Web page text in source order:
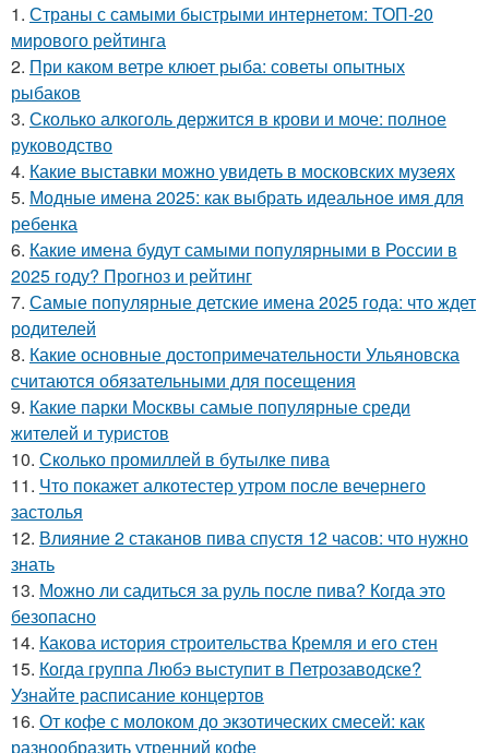
1. Страны с самыми быстрыми интернетом: ТОП-20
мирового рейтинга
2. При каком ветре клюет рыба: советы опытных
рыбаков
3. Сколько алкоголь держится в крови и моче: полное
руководство
4. Какие выставки можно увидеть в московских музеях
5. Модные имена 2025: как выбрать идеальное имя для
ребенка
6. Какие имена будут самыми популярными в России в
2025 году? Прогноз и рейтинг
7. Самые популярные детские имена 2025 года: что ждет
родителей
8. Какие основные достопримечательности Ульяновска
считаются обязательными для посещения
9. Какие парки Москвы самые популярные среди
жителей и туристов
10. Сколько промиллей в бутылке пива
11. Что покажет алкотестер утром после вечернего
застолья
12. Влияние 2 стаканов пива спустя 12 часов: что нужно
знать
13. Можно ли садиться за руль после пива? Когда это
безопасно
14. Какова история строительства Кремля и его стен
15. Когда группа Любэ выступит в Петрозаводске?
Узнайте расписание концертов
16. От кофе с молоком до экзотических смесей: как
разнообразить утренний кофе